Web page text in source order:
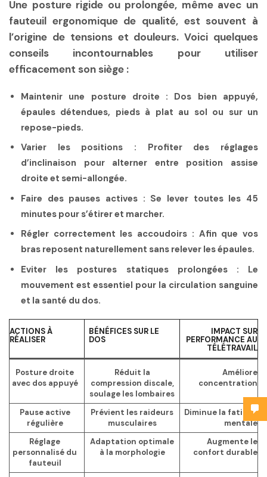
Une posture rigide ou prolongée, même avec un
fauteuil ergonomique de qualité, est souvent à
l’origine de tensions et douleurs. Voici quelques
conseils incontournables pour utiliser
efficacement son siège :
Maintenir une posture droite : Dos bien appuyé,
épaules détendues, pieds à plat au sol ou sur un
repose-pieds.
Varier les positions : Profiter des réglages
d’inclinaison pour alterner entre position assise
droite et semi-allongée.
Faire des pauses actives : Se lever toutes les 45
minutes pour s’étirer et marcher.
Régler correctement les accoudoirs : Afin que vos
bras reposent naturellement sans relever les épaules.
Eviter les postures statiques prolongées: Le
mouvement est essentiel pour la circulation sanguine
et la santé du dos.
ACTIONS À
RÉALISER
BÉNÉFICES SUR LE
DOS
IMPACT SUR
PERFORMANCE AU
TÉLÉTRAVAIL
Posture droite
avec dos appuyé
Réduit la
compression discale,
soulage les lombaires
Améliore
concentration
Pause active
régulière
Prévient les raideurs
musculaires
Diminue la fatigue
mentale
Réglage
personnalisé du
fauteuil
Adaptation optimale
à la morphologie
Augmente le
confort durable